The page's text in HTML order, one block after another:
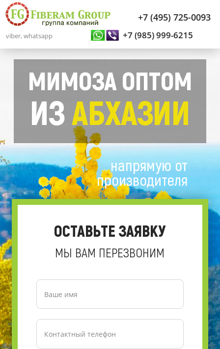
+7 (495) 725-0093
+7 (985) 999-6215
viber, whatsapp
ОСТАВЬТЕ ЗАЯВКУ
МЫ ВАМ ПЕРЕЗВОНИМ
напрямую от
производителя
МИМОЗА ОПТОМ
ИЗАБХАЗИИ